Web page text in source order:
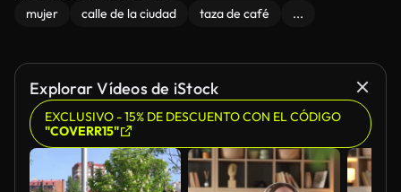
mujer calle de la ciudad taza de café ...
Explorar Vídeos de iStock
EXCLUSIVO - 15% DE DESCUENTO CON EL CÓDIGO
"COVERR15"